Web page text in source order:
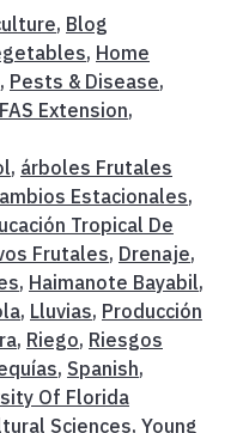
, Blog
, Home
, Pests & Disease,
Extension,
, árboles Frutales
Estacionales,
Tropical De
Frutales, Drenaje,
, Haimanote Bayabil,
, Lluvias, Producción
, Riego, Riesgos
, Spanish,
Of Florida
Sciences, Young